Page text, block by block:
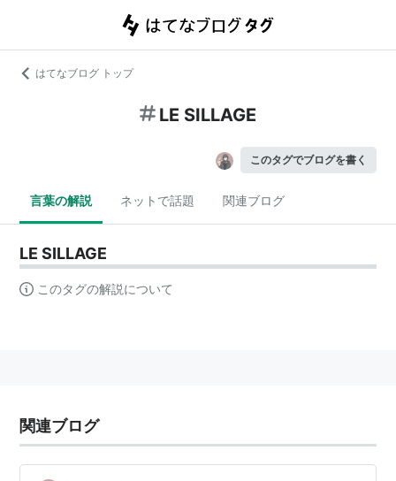
はてなブログ トップ
LE SILLAGE
このタグでブログを書く
言葉の解説 ネットで話題 関連ブログ
LE SILLAGE
このタグの解説について
関連ブログ